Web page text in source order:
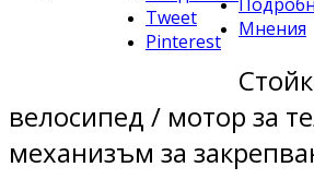
Tweet
Pinterest
Мнения
велосипед / мотор за
механизъм за